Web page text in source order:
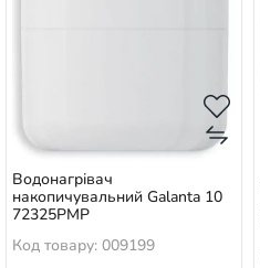
Водонагрівач
накопичувальний Galanta 10
72325PMP
Код товару: 009199